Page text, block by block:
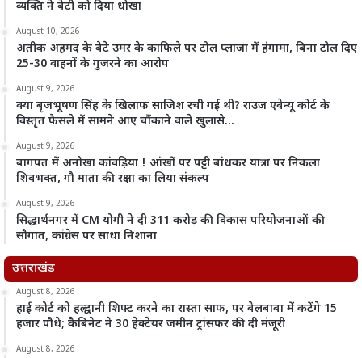
व्यक्ति ने बेटी को दिया धोखा
August 10, 2026
अतीक अहमद के बेटे उमर के काफिले पर टोल प्लाजा में हंगामा, बिना टोल दिए
25-30 वाहनों के गुजरने का आरोप
August 9, 2026
क्या बृजभूषण सिंह के खिलाफ साजिश रची गई थी? राउज एवेन्यू कोर्ट के
विस्तृत फैसले में सामने आए चौंकाने वाले खुलासे…
August 9, 2026
बागपत में अनोखा कांवड़िया ! आंखों पर पट्टी बांधकर यात्रा पर निकला
शिवभक्त, गौ माता की रक्षा का लिया संकल्प
August 9, 2026
सिद्धार्थनगर में CM योगी ने दी 311 करोड़ की विकास परियोजनाओं की
सौगात, कांग्रेस पर साधा निशाना
उत्तराखंड
August 8, 2026
हाई कोर्ट को हल्द्वानी शिफ्ट करने का रास्ता साफ, पर बेलबाबा में कटेंगे 15
हजार पौधे; कैबिनेट ने 30 हेक्टेयर जमीन ट्रांसफर की दी मंजूरी
August 8, 2026